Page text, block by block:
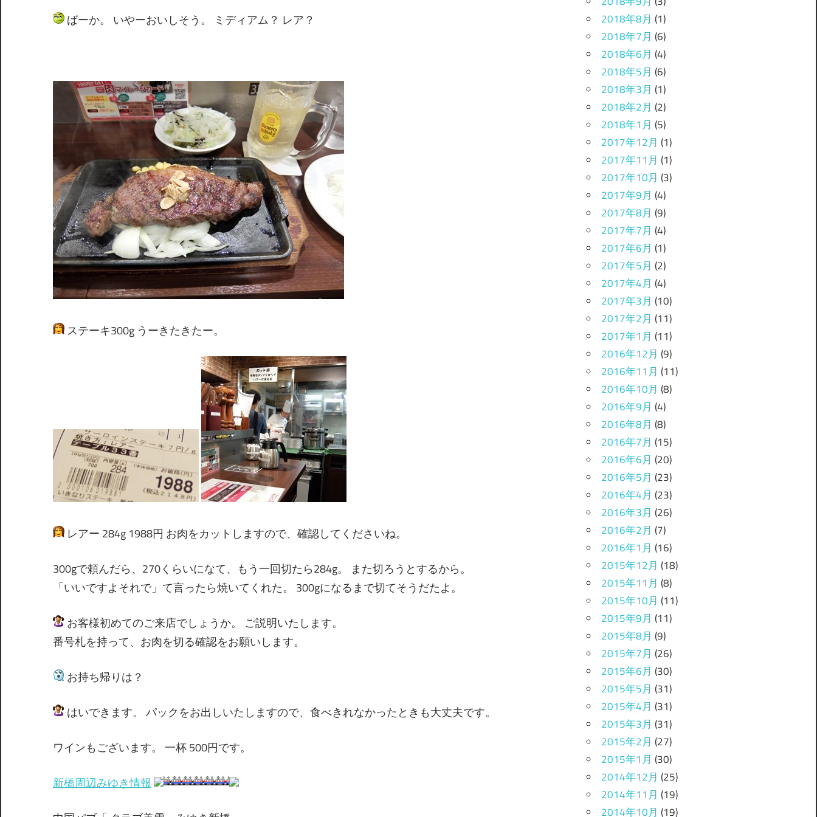
ばーか。 いやーおいしそう。 ミディアム？ レア？
ステーキ300g うーきたきたー。
レアー 284g 1988円 お肉をカットしますので、確認してくださいね。
300gで頼んだら、270くらいになて、もう一回切たら284g。 また切ろうとするから。
「いいですよそれで」て言ったら焼いてくれた。 300gになるまで切てそうだたよ。
お客様初めてのご来店でしょうか。 ご説明いたします。
番号札を持って、お肉を切る確認をお願いします。
お持ち帰りは？
はいできます。 パックをお出しいたしますので、食べきれなかったときも大丈夫です。
ワインもございます。 一杯 500円です。
新橋周辺みゆき情報
2018年8月 (1)
2018年7月 (6)
2018年6月 (4)
2018年5月 (6)
2018年3月 (1)
2018年2月 (2)
2018年1月 (5)
2017年12月 (1)
2017年11月 (1)
2017年10月 (3)
2017年9月 (4)
2017年8月 (9)
2017年7月 (4)
2017年6月 (1)
2017年5月 (2)
2017年4月 (4)
2017年3月 (10)
2017年2月 (11)
2017年1月 (11)
2016年12月 (9)
2016年11月 (11)
2016年10月 (8)
2016年9月 (4)
2016年8月 (8)
2016年7月 (15)
2016年6月 (20)
2016年5月 (23)
2016年4月 (23)
2016年3月 (26)
2016年2月 (7)
2016年1月 (16)
2015年12月 (18)
2015年11月 (8)
2015年10月 (11)
2015年9月 (11)
2015年8月 (9)
2015年7月 (26)
2015年6月 (30)
2015年5月 (31)
2015年4月 (31)
2015年3月 (31)
2015年2月 (27)
2015年1月 (30)
2014年12月 (25)
2014年11月 (19)
2014年10月 (19)